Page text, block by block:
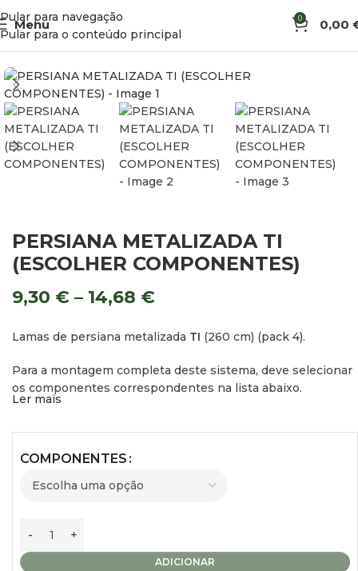
Pular para navegação
Pular para o conteúdo principal
Menu 0 0,00
Início Ferragens e Montagem de Móveis Persianas e Estores
PERSIANA METALIZADA TI
(ESCOLHER COMPONENTES)
9,30 € – 14,68 €
Lamas de persiana metalizada TI (260 cm) (pack 4).
Para a montagem completa deste sistema, deve selecionar
os componentes correspondentes na lista abaixo.
(Pack 4)
Estas lamas são cortadas à medida da largura da persiana e
Formato: Fornecido em barras de
lamas).
Ler mais
COMPONENTES
ADICIONAR